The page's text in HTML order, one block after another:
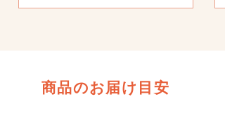
商品のお届け目安